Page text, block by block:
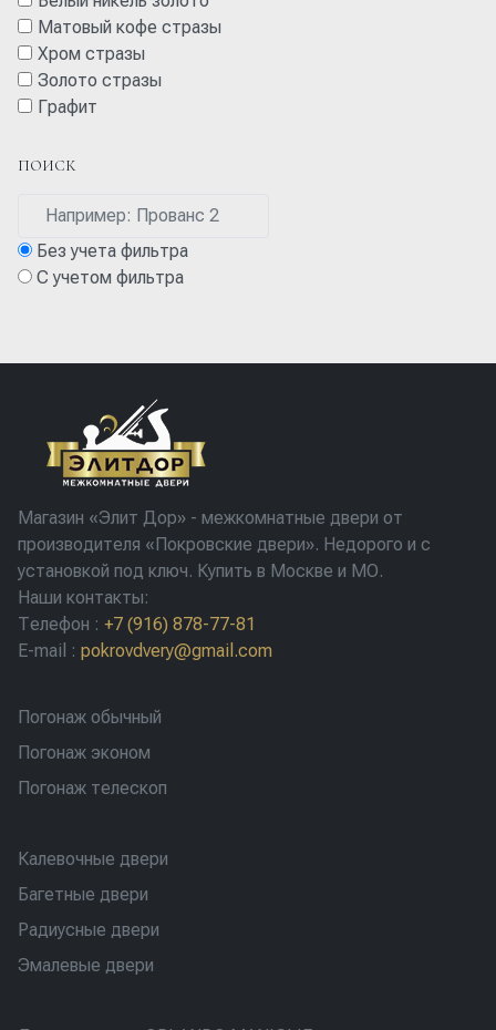
Матовый кофе стразы
Хром стразы
Золото стразы
Графит
ПОИСК
Без учета фильтра
С учетом фильтра
Магазин «Элит Дор» - межкомнатные двери от
производителя «Покровские двери». Недорого и с
установкой под ключ. Купить в Москве и МО.
Наши контакты:
Телефон : +7 (916) 878-77-81
E-mail : pokrovdvery@gmail.com
Погонаж обычный
Погонаж эконом
Погонаж телескоп
Калевочные двери
Багетные двери
Радиусные двери
Эмалевые двери